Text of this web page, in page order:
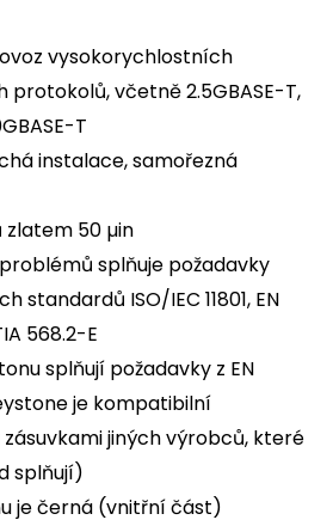
vysokorychlostních
včetně 2.5GBASE-T,
T
instalace, samořezná
50 µin
splňuje požadavky
standardů ISO/IEC 11801, EN
568.2-E
splňují požadavky z EN
je kompatibilní
jiných výrobců, které
splňují)
je černá (vnitřní část)